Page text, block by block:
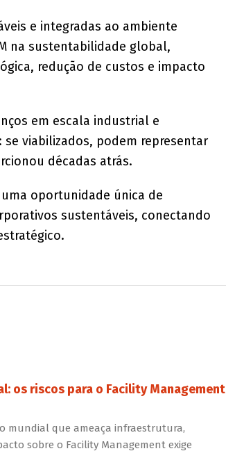
e integradas ao ambiente
na sustentabilidade global,
redução de custos e impacto
em escala industrial e
viabilizados, podem representar
décadas atrás.
oportunidade única de
sustentáveis, conectando
os riscos para o Facility Management
mundial que ameaça infraestrutura,
sobre o Facility Management exige